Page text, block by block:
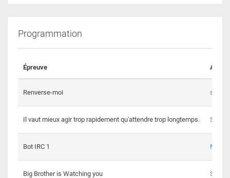
Programmation
Épreuve Auteur
Renverse-moi s3th
Il vaut mieux agir trop rapidement qu'attendre trop longtemps. Spl3en
Bot IRC 1
Big Brother is Watching you